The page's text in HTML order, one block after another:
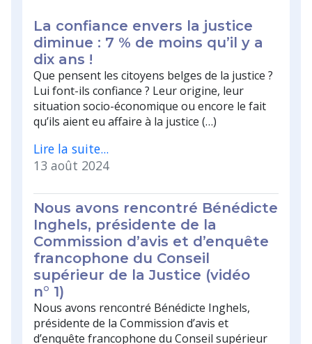
La confiance envers la justice
diminue : 7 % de moins qu’il y a
dix ans !
Que pensent les citoyens belges de la justice ?
Lui font-ils confiance ? Leur origine, leur
situation socio-économique ou encore le fait
qu’ils aient eu affaire à la justice (…)
Lire la suite...
13 août 2024
Nous avons rencontré Bénédicte
Inghels, présidente de la
Commission d’avis et d’enquête
francophone du Conseil
supérieur de la Justice (vidéo
n° 1)
Nous avons rencontré Bénédicte Inghels,
présidente de la Commission d’avis et
d’enquête francophone du Conseil supérieur